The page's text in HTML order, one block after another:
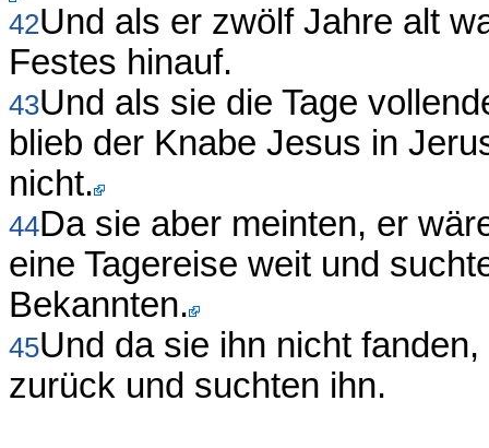
42Und als er zwölf Jahre alt
Festes hinauf.
43Und als sie die Tage
blieb der Knabe Jesus in
nicht.
44Da sie aber meinten, er
eine Tagereise weit und
Bekannten.
45Und da sie ihn nicht
zurück und suchten ihn.